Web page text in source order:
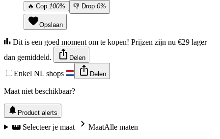
🔥 Cop 100% 👎 Drop 0%
Opslaan
Dit is een goed moment om te kopen! Prijzen zijn nu €29 lager
dan gemiddeld.
Delen
Enkel NL shops Delen
Maat niet beschikbaar?
Product alerts
Selecteer je maat MaatAlle maten